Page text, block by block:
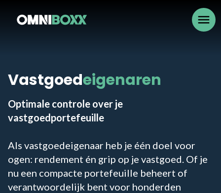
menu
Vastgoedeigenaren
Optimale controle over je
vastgoedportefeuille
Als vastgoedeigenaar heb je één doel voor
ogen: rendement én grip op je vastgoed. Of je
nu een compacte portefeuille beheert of
verantwoordelijk bent voor honderden